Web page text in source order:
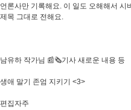
언론사만 기록해요. 이 일도 오해해서
제목 그대로 전해요.
남유하 작가님 📰🗞기사 새로운 내용 등
생애 말기 존엄 지키기 <3>
편집자주